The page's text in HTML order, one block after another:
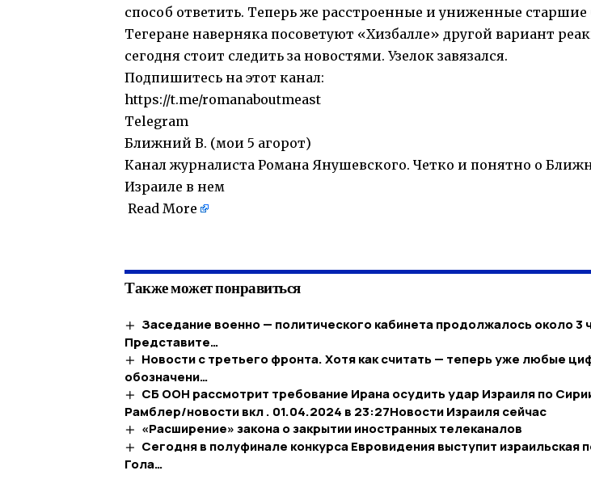
способ ответить. Теперь же расстроенные и униженные старшие
Тегеране наверняка посоветуют «Хизбалле» другой вариант
сегодня стоит следить за новостями. Узелок завязался.
Подпишитесь на этот канал:
https://t.me/romanaboutmeast
Telegram
Ближний В. (мои 5 агорот)
Канал журналиста Романа Янушевского. Четко и понятно о
Израиле в нем
Read More
Также может понравиться
Заседание военно — политического кабинета продолжалось около 3
Представите…
Новости с третьего фронта. Хотя как считать — теперь уже любые
обозначени…
СБ ООН рассмотрит требование Ирана осудить удар Израиля по
Рамблер/новости вкл . 01.04.2024 в 23:27​Новости Израиля сейчас
«Расширение» закона о закрытии иностранных телеканалов
Сегодня в полуфинале конкурса Евровидения выступит израильская
Гола…